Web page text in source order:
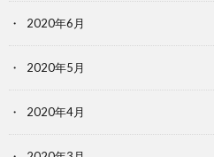
2020年6月
2020年5月
2020年4月